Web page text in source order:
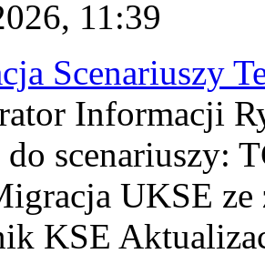
11:39
Scenariuszy
Informacji
scenariuszy:
UKSE
KSE